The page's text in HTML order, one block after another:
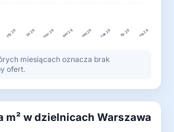
sty 26 lut 26 mar 26 kwi 26 maj 26 cze 26 lip 26 sie 26
miesiącach oznacza brak
ofert.
m² w dzielnicach Warszawa